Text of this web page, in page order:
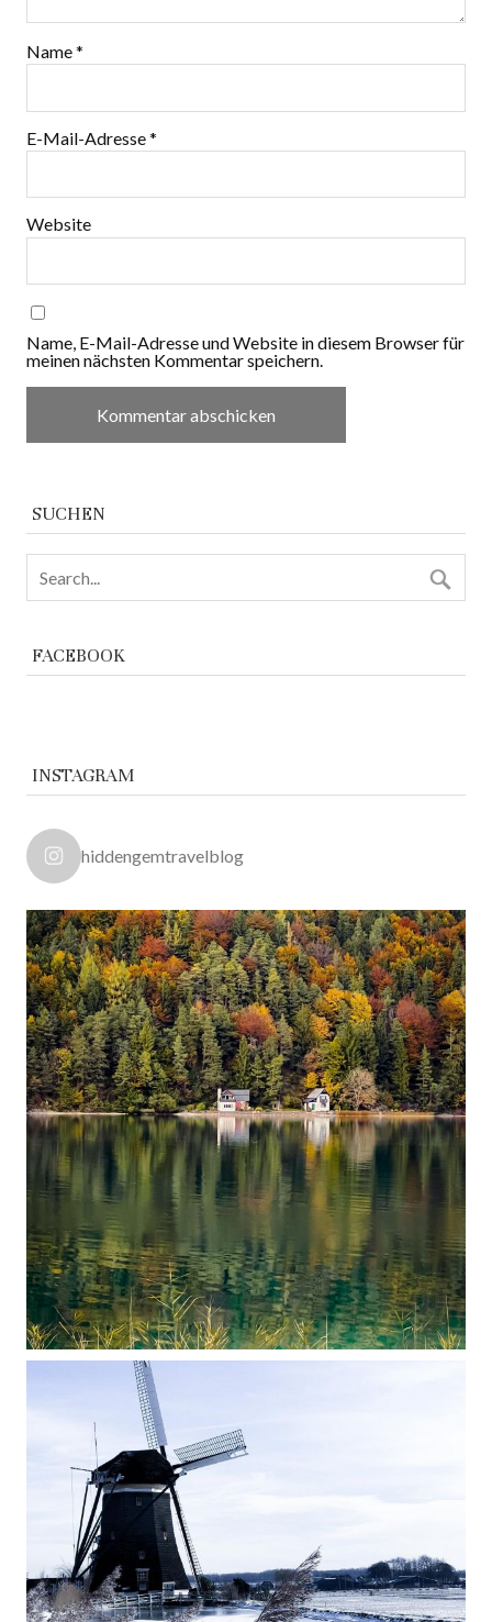
Name*
E-Mail-Adresse*
Website
Name, E-Mail-Adresse und Website in diesem Browser für
meinen nächsten Kommentar speichern.
SUCHEN
FACEBOOK
INSTAGRAM
hiddengemtravelblog